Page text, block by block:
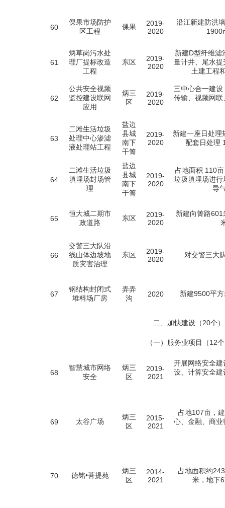
60
倮果市场防护
区工程
倮果
2019-
2020
沿江新建防洪
61
炳草岗污水处
理厂提标改造
工程
东区
2019-
2020
新建D型纤维滤
量计井、尾水
土建工程
62
公共安全视频
监控建设联网
应用
炳三
区
2019-
2020
三中心合一建
传输、视频网
63
二滩生活垃圾
处理中心渗滤
液处理站工程
盐边
县城
南下
干箐
2019-
2020
新建一座日处理
配套日处理
64
二滩生活垃圾
填埋场封场管
理
盐边
县城
南下
干箐
2019-
2020
占地面积 110
垃圾填埋场进
导
65
恒大城二期市
政道路
东区
2019-
2020
新建向箐路
66
交警三大队沿
线山体边坡地
质灾害治理
东区
2019-
2020
对交警三大
67
钢结构封闭式
堆料场厂房
弄弄
沟
2020 新建9500平
二、加快建设（20个）
（一）服务业项目（12
68
智慧城市网络
安全
炳三
区
2019-
2021
开展网络安全
设、计算安全
69 太谷广场
炳三
区
2015-
2021
占地107亩，
心、金融、商
70 德铭•菩提苑
炳三
区
2014-
2021
占地面积约
米，地下